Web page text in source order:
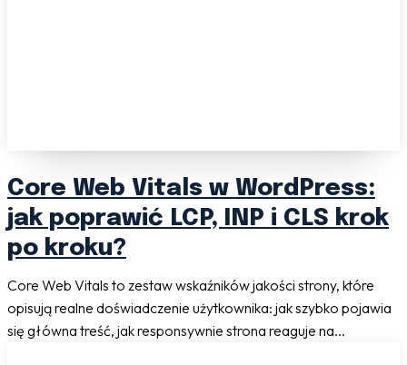
Core Web Vitals w WordPress:
jak poprawić LCP, INP i CLS krok
po kroku?
Core Web Vitals to zestaw wskaźników jakości strony, które
opisują realne doświadczenie użytkownika: jak szybko pojawia
się główna treść, jak responsywnie strona reaguje na...